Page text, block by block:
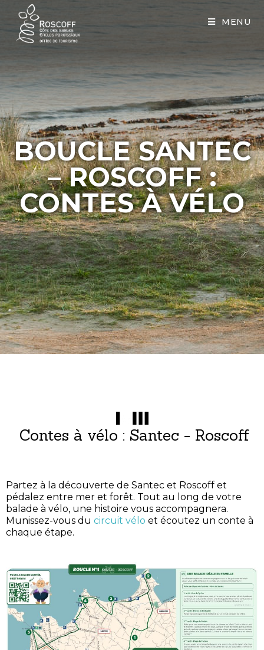
MENU
BOUCLE SANTEC
– ROSCOFF :
CONTES À VÉLO
Contes à vélo : Santec - Roscoff
Partez à la découverte de Santec et Roscoff et
pédalez entre mer et forêt. Tout au long de votre
balade à vélo, une histoire vous accompagnera.
Munissez-vous du circuit vélo et écoutez un conte à
chaque étape.
Cookies management panel